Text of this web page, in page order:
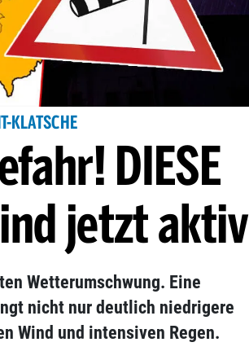
KLATSCHE
DIESE
jetzt aktiv
Wetterumschwung. Eine
nicht nur deutlich niedrigere
Wind und intensiven Regen.